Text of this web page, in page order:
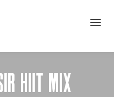
HIIT MIX